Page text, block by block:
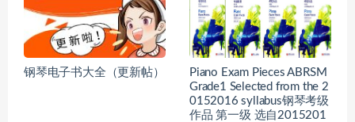
钢琴电子书大全（更新帖）
Piano Exam Pieces ABRSM
Grade1 Selected from the 2
0152016 syllabus钢琴考级
作品 第一级 选自2015201